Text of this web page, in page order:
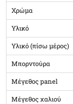
Χρώμα
Υλικό
Υλικό (πίσω μέρος)
Μπορντούρα
Μέγεθος panel
Μέγεθος χαλιού